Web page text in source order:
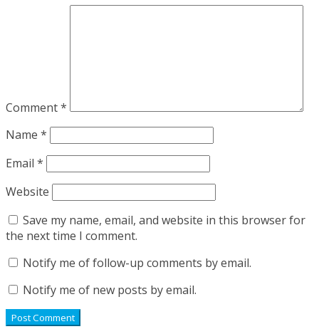
Comment*
Name *
Email *
Website
Save my name, email, and website in this browser for
the next time I comment.
Notify me of follow-up comments by email.
Notify me of new posts by email.